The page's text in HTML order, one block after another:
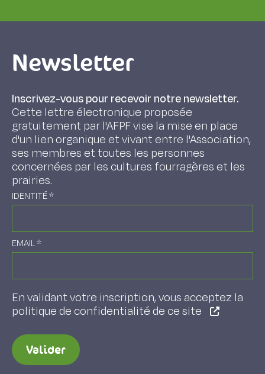
Newsletter
Inscrivez-vous pour recevoir notre newsletter.
Cette lettre électronique proposée
gratuitement par l'AFPF vise la mise en place
d'un lien organique et vivant entre l'Association,
ses membres et toutes les personnes
concernées par les cultures fourragères et les
prairies.
IDENTITÉ*
EMAIL*
En validant votre inscription, vous acceptez la
politique de confidentialité de ce site
Valider